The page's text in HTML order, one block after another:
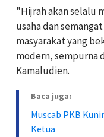
"Hijrah akan selalu
usaha dan
masyarakat yang
modern, sempurna
Kamaludien.
Baca juga:
Muscab PKB
Ketua